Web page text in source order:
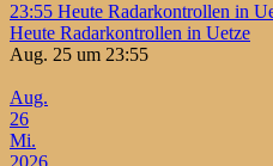
23:55 Heute Radarkontrollen in
Heute Radarkontrollen in Uetze
Aug. 25 um 23:55
Aug.
26
Mi.
2026